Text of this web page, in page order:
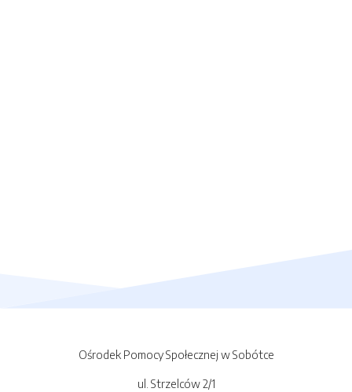
Ośrodek Pomocy Społecznej w Sobótce
ul. Strzelców 2/1